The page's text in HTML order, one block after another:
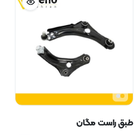
طبق راست مگان